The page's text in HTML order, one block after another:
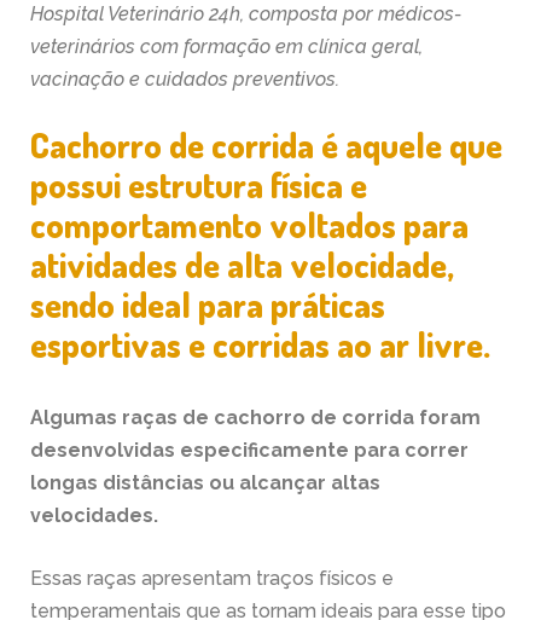
Hospital Veterinário 24h, composta por médicos-
veterinários com formação em clínica geral,
vacinação e cuidados preventivos.
Cachorro de corrida é aquele que
possui estrutura física e
comportamento voltados para
atividades de alta velocidade,
sendo ideal para práticas
esportivas e corridas ao ar livre.
Algumas raças de cachorro de corrida foram
desenvolvidas especificamente para correr
longas distâncias ou alcançar altas
velocidades.
Essas raças apresentam traços físicos e
temperamentais que as tornam ideais para esse tipo